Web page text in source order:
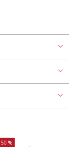
50 %